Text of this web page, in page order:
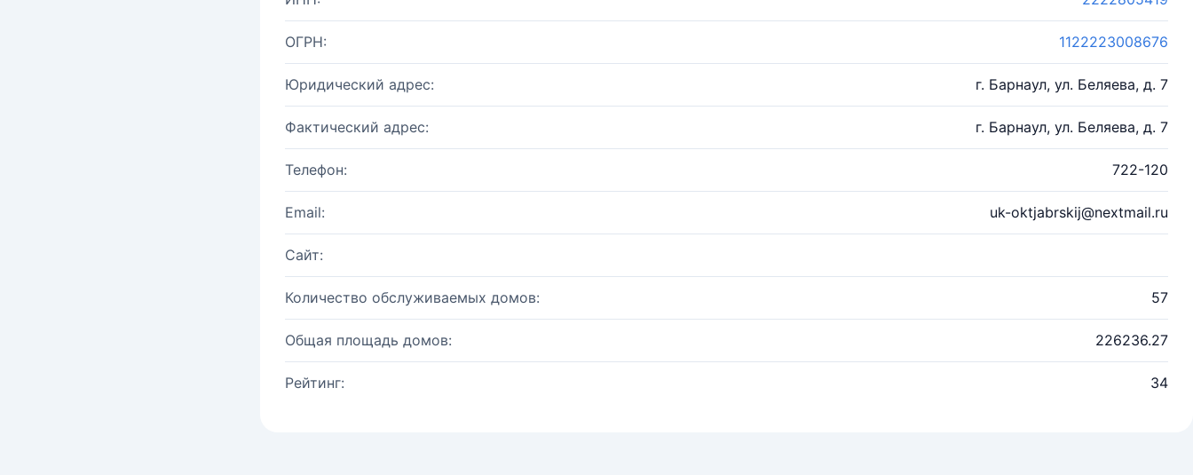
ОГРН: 1122223008676
Юридический адрес: г. Барнаул, ул. Беляева, д. 7
Фактический адрес: г. Барнаул, ул. Беляева, д. 7
Телефон: 722-120
Email: uk-oktjabrskij@nextmail.ru
Сайт:
Количество обслуживаемых домов: 57
Общая площадь домов: 226236.27
Рейтинг: 34